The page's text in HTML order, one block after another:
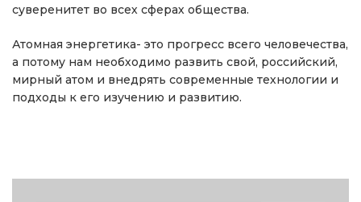
суверенитет во всех сферах общества.
Атомная энергетика- это прогресс всего человечества,
а потому нам необходимо развить свой, российский,
мирный атом и внедрять современные технологии и
подходы к его изучению и развитию.